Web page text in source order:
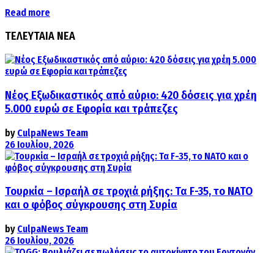
Read more
ΤΕΛΕΥΤΑΙΑ ΝΕΑ
Νέος Εξωδικαστικός από αύριο: 420 δόσεις για χρέη
5.000 ευρώ σε Εφορία και τράπεζες
by CulpaNews Team
26 Ιουλίου, 2026
Τουρκία – Ισραήλ σε τροχιά ρήξης: Τα F-35, το ΝΑΤΟ
και ο φόβος σύγκρουσης στη Συρία
by CulpaNews Team
26 Ιουλίου, 2026